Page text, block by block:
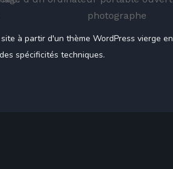
à partir d'un thème WordPress vierge en
spécificités techniques.